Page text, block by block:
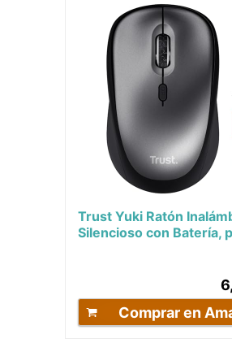
Trust Yuki Ratón
Silencioso con Batería,
Diestros y Zurdos,
Comprar en